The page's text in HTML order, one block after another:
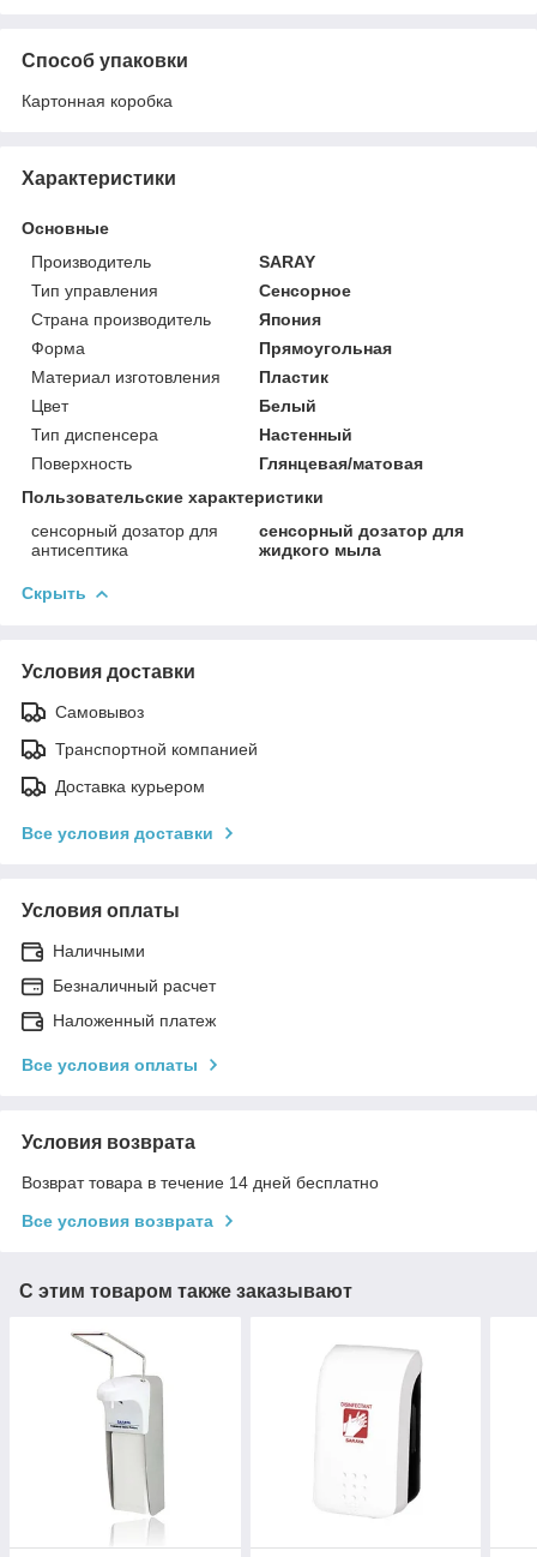
Способ упаковки
Картонная коробка
Характеристики
Основные
Производитель
SARAY
Тип управления
Сенсорное
Страна производитель
Япония
Форма
Прямоугольная
Материал изготовления
Пластик
Цвет
Белый
Тип диспенсера
Настенный
Поверхность
Глянцевая/матовая
Пользовательские характеристики
сенсорный дозатор для
антисептика
сенсорный дозатор для
жидкого мыла
Скрыть
Условия доставки
Самовывоз
Транспортной компанией
Доставка курьером
Все условия доставки
Условия оплаты
Наличными
Безналичный раcчет
Наложенный платеж
Все условия оплаты
Условия возврата
Возврат товара в течение 14 дней бесплатно
Все условия возврата
С этим товаром также заказывают